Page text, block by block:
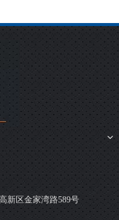
新区金家湾路589号